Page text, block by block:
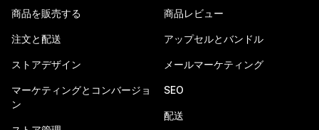
商品を販売する
注文と配送
ストアデザイン
マーケティングとコンバージョ
ン
商品レビュー
アップセルとバンドル
メールマーケティング
SEO
配送